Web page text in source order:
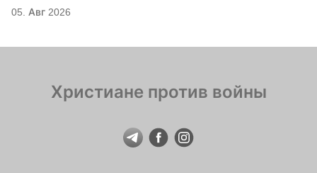
Саровского
05. Авг 2026
Христиане против войны